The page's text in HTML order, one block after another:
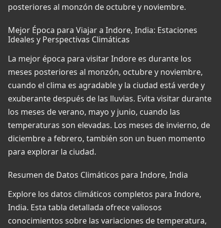
posteriores al monzón de octubre y noviembre.
Mejor Época para Viajar a Indore, India: Estaciones
Ideales y Perspectivas Climáticas
La mejor época para visitar Indore es durante los
meses posteriores al monzón, octubre y noviembre,
cuando el clima es agradable y la ciudad está verde y
exuberante después de las lluvias. Evita visitar durante
los meses de verano, mayo y junio, cuando las
temperaturas son elevadas. Los meses de invierno, de
diciembre a febrero, también son un buen momento
para explorar la ciudad.
Resumen de Datos Climáticos para Indore, India
Explore los datos climáticos completos para Indore,
India. Esta tabla detallada ofrece valiosos
conocimientos sobre las variaciones de temperatura,